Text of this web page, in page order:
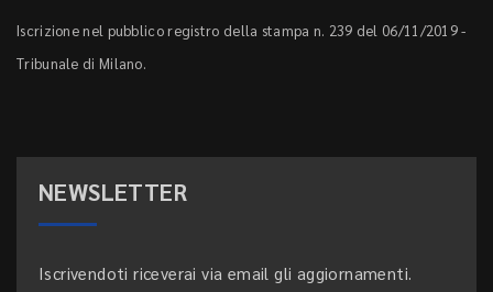
Iscrizione nel pubblico registro della stampa n. 239 del 06/11/2019 -
Tribunale di Milano.
NEWSLETTER
Iscrivendoti riceverai via email gli aggiornamenti.